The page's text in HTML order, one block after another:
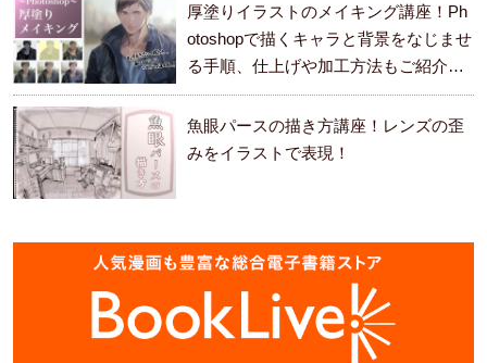
厚塗りイラストのメイキング講座！Ph
otoshopで描くキャラと背景をなじませ
る手順、仕上げや加工方法もご紹介し
ます。
魚眼パースの描き方講座！レンズの歪
みをイラストで表現！